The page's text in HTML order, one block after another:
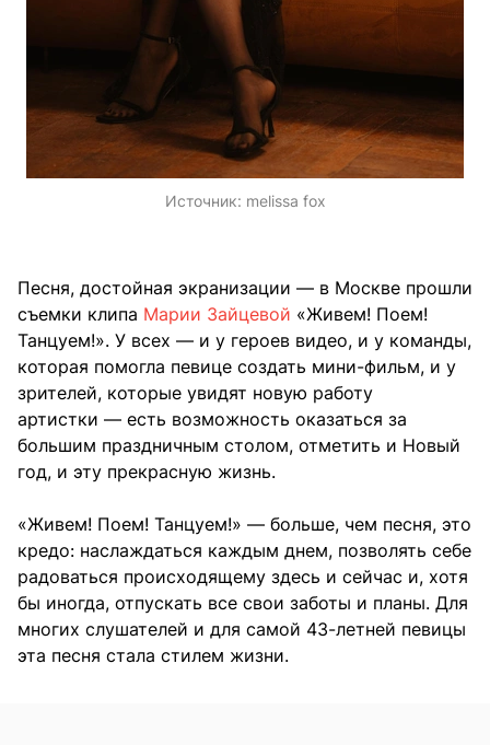
Источник: melissa fox
Песня, достойная экранизации — в Москве прошли
съемки клипа Марии Зайцевой «Живем! Поем!
Танцуем!». У всех — и у героев видео, и у команды,
которая помогла певице создать мини-фильм, и у
зрителей, которые увидят новую работу
артистки — есть возможность оказаться за
большим праздничным столом, отметить и Новый
год, и эту прекрасную жизнь.
«Живем! Поем! Танцуем!» — больше, чем песня, это
кредо: наслаждаться каждым днем, позволять себе
радоваться происходящему здесь и сейчас и, хотя
бы иногда, отпускать все свои заботы и планы. Для
многих слушателей и для самой 43-летней певицы
эта песня стала стилем жизни.